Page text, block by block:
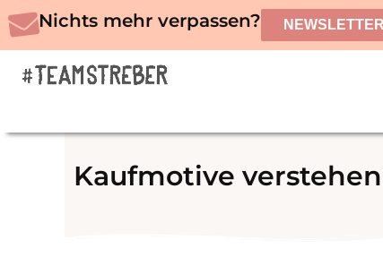
Zum
Inhalt
springen
Nichts mehr verpassen?
Kaufmotive